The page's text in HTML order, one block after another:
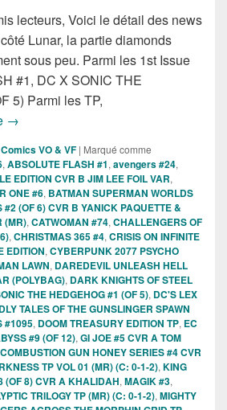
lecteurs, Voici le détail des news
Lunar, la partie diamonds
sous peu. Parmi les 1st Issue
#1, DC X SONIC THE
5) Parmi les TP,
Sorties des Comics VO lunar de la
→
VO & VF | Marqué comme
, ABSOLUTE FLASH #1, avengers #24,
EDITION CVR B JIM LEE FOIL VAR,
ONE #6, BATMAN SUPERMAN WORLDS
#2 (OF 6) CVR B YANICK PAQUETTE &
(MR), CATWOMAN #74, CHALLENGERS OF
, CHRISTMAS 365 #4, CRISIS ON INFINITE
EDITION, CYBERPUNK 2077 PSYCHO
LAWN, DAREDEVIL UNLEASH HELL
(POLYBAG), DARK KNIGHTS OF STEEL
THE HEDGEHOG #1 (OF 5), DC'S LEX
TALES OF THE GUNSLINGER SPAWN
#1095, DOOM TREASURY EDITION TP, EC
#9 (OF 12), GI JOE #5 CVR A TOM
GUN HONEY SERIES #4 CVR
TP VOL 01 (MR) (C: 0-1-2), KING
(OF 8) CVR A KHALIDAH, MAGIK #3,
TRILOGY TP (MR) (C: 0-1-2), MIGHTY